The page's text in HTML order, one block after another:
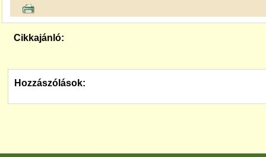
Cikkajánló:
Hozzászólások: